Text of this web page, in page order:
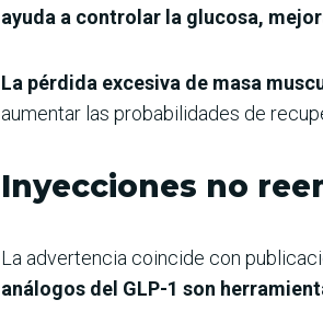
ayuda a controlar la glucosa,
La pérdida excesiva de masa
aumentar las probabilidades de
Inyecciones no
La advertencia coincide con
análogos del GLP-1 son